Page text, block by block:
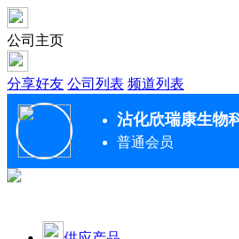
公司主页
分享好友 公司列表 频道列表
沾化欣瑞康生物
普通会员